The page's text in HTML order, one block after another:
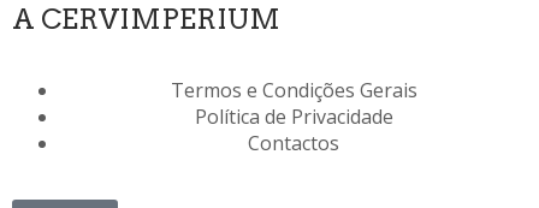
A CERVIMPERIUM
Termos e Condições Gerais
Política de Privacidade
Contactos